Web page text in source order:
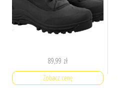
89,99 zł
Zobacz cenę